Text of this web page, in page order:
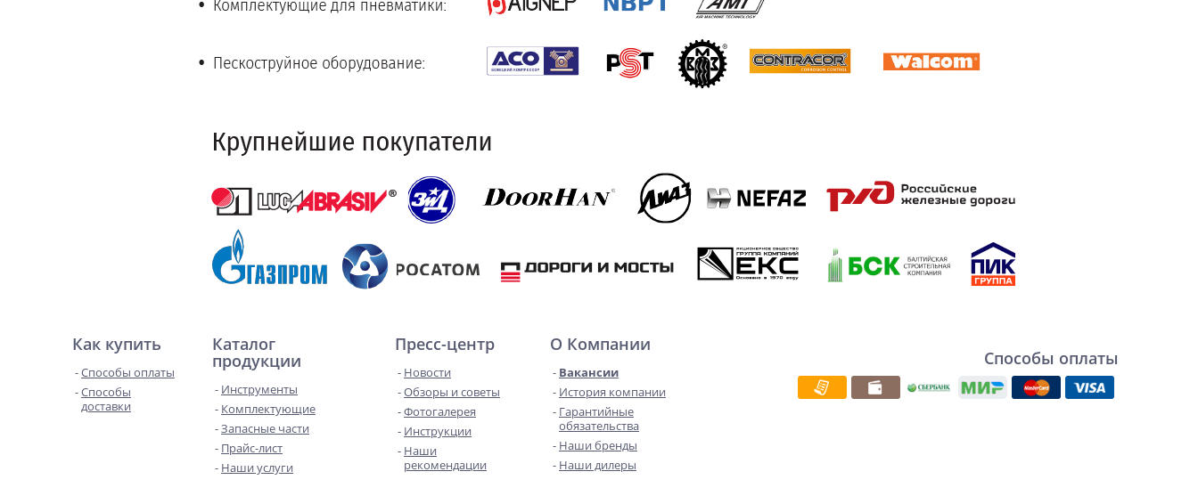
Как купить
Способы оплаты
Способы
доставки
Каталог
продукции
Инструменты
Комплектующие
Запасные части
Прайс-лист
Наши услуги
Пресс-центр
Новости
Обзоры и советы
Фотогалерея
Инструкции
Наши
рекомендации
О Компании
Вакансии
История компании
Гарантийные
обязательства
Наши бренды
Наши дилеры
Способы оплаты